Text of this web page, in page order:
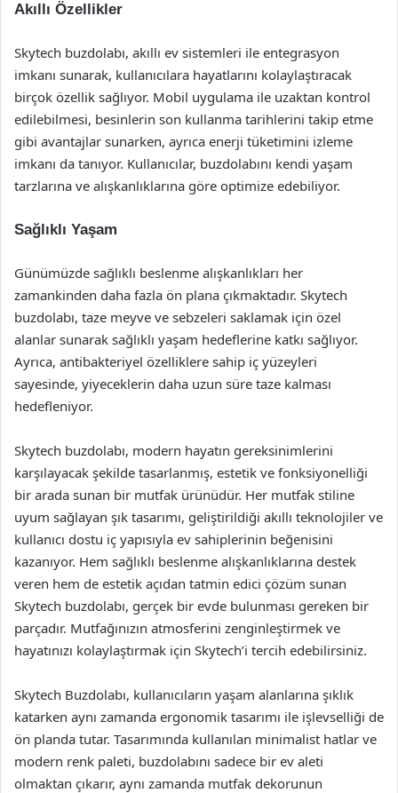
Akıllı Özellikler
Skytech buzdolabı, akıllı ev sistemleri ile entegrasyon
imkanı sunarak, kullanıcılara hayatlarını kolaylaştıracak
birçok özellik sağlıyor. Mobil uygulama ile uzaktan kontrol
edilebilmesi, besinlerin son kullanma tarihlerini takip etme
gibi avantajlar sunarken, ayrıca enerji tüketimini izleme
imkanı da tanıyor. Kullanıcılar, buzdolabını kendi yaşam
tarzlarına ve alışkanlıklarına göre optimize edebiliyor.
Sağlıklı Yaşam
Günümüzde sağlıklı beslenme alışkanlıkları her
zamankinden daha fazla ön plana çıkmaktadır. Skytech
buzdolabı, taze meyve ve sebzeleri saklamak için özel
alanlar sunarak sağlıklı yaşam hedeflerine katkı sağlıyor.
Ayrıca, antibakteriyel özelliklere sahip iç yüzeyleri
sayesinde, yiyeceklerin daha uzun süre taze kalması
hedefleniyor.
Skytech buzdolabı, modern hayatın gereksinimlerini
karşılayacak şekilde tasarlanmış, estetik ve fonksiyonelliği
bir arada sunan bir mutfak ürünüdür. Her mutfak stiline
uyum sağlayan şık tasarımı, geliştirildiği akıllı teknolojiler ve
kullanıcı dostu iç yapısıyla ev sahiplerinin beğenisini
kazanıyor. Hem sağlıklı beslenme alışkanlıklarına destek
veren hem de estetik açıdan tatmin edici çözüm sunan
Skytech buzdolabı, gerçek bir evde bulunması gereken bir
parçadır. Mutfağınızın atmosferini zenginleştirmek ve
hayatınızı kolaylaştırmak için Skytech’i tercih edebilirsiniz.
Skytech Buzdolabı, kullanıcıların yaşam alanlarına şıklık
katarken aynı zamanda ergonomik tasarımı ile işlevselliği de
ön planda tutar. Tasarımında kullanılan minimalist hatlar ve
modern renk paleti, buzdolabını sadece bir ev aleti
olmaktan çıkarır, aynı zamanda mutfak dekorunun